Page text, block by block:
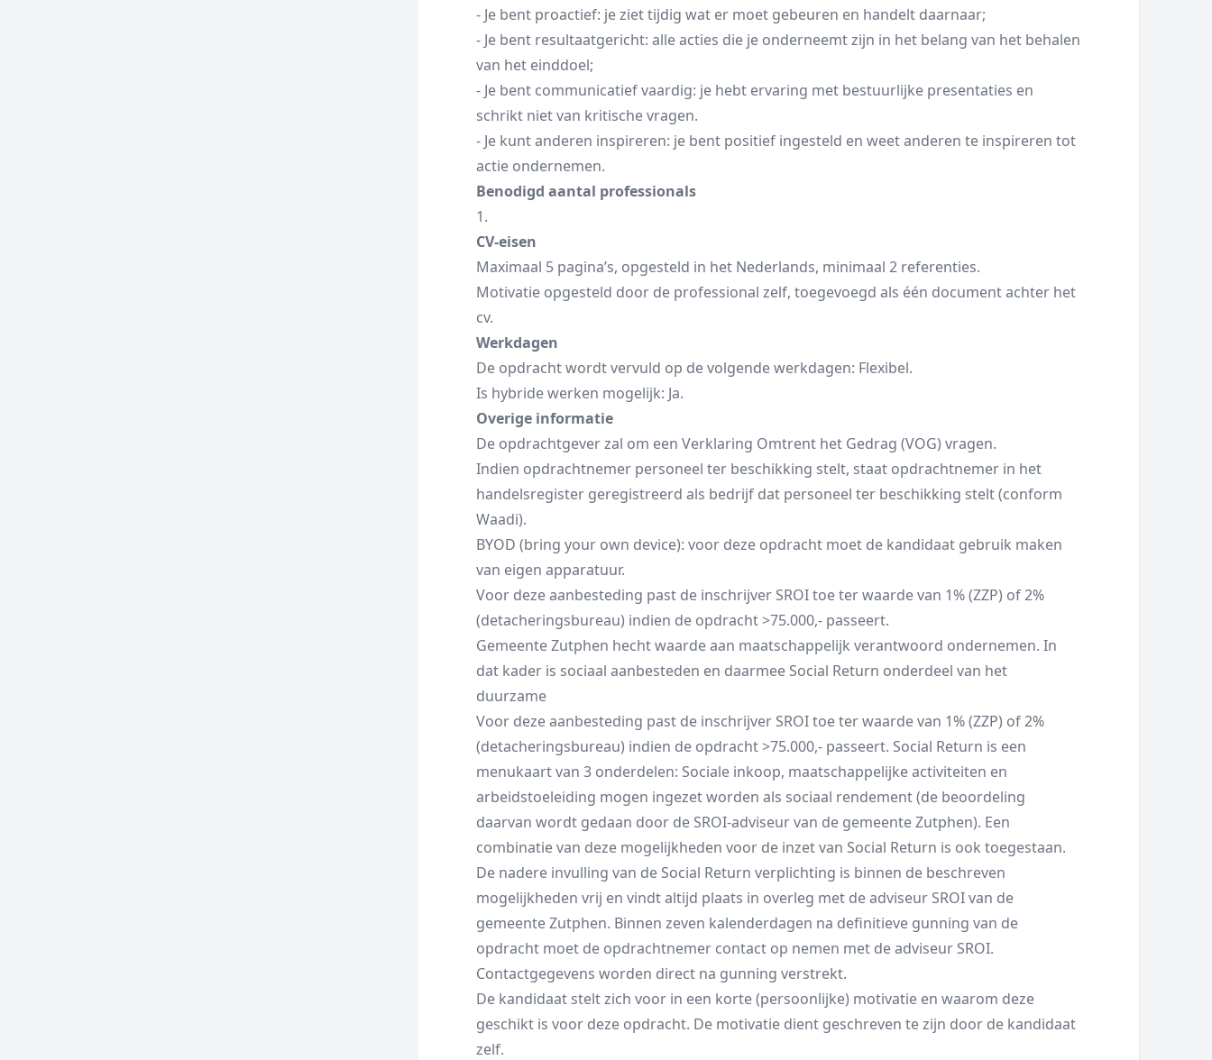
- Je bent proactief: je ziet tijdig wat er moet gebeuren en handelt daarnaar;
- Je bent resultaatgericht: alle acties die je onderneemt zijn in het belang van het behalen
van het einddoel;
- Je bent communicatief vaardig: je hebt ervaring met bestuurlijke presentaties en
schrikt niet van kritische vragen.
- Je kunt anderen inspireren: je bent positief ingesteld en weet anderen te inspireren tot
actie ondernemen.
Benodigd aantal professionals
1.
CV-eisen
Maximaal 5 pagina’s, opgesteld in het Nederlands, minimaal 2 referenties.
Motivatie opgesteld door de professional zelf, toegevoegd als één document achter het
cv.
Werkdagen
De opdracht wordt vervuld op de volgende werkdagen: Flexibel.
Is hybride werken mogelijk: Ja.
Overige informatie
De opdrachtgever zal om een Verklaring Omtrent het Gedrag (VOG) vragen.
Indien opdrachtnemer personeel ter beschikking stelt, staat opdrachtnemer in het
handelsregister geregistreerd als bedrijf dat personeel ter beschikking stelt (conform
Waadi).
BYOD (bring your own device): voor deze opdracht moet de kandidaat gebruik maken
van eigen apparatuur.
Voor deze aanbesteding past de inschrijver SROI toe ter waarde van 1% (ZZP) of 2%
(detacheringsbureau) indien de opdracht >75.000,- passeert.
Gemeente Zutphen hecht waarde aan maatschappelijk verantwoord ondernemen. In
dat kader is sociaal aanbesteden en daarmee Social Return onderdeel van het
duurzame
Voor deze aanbesteding past de inschrijver SROI toe ter waarde van 1% (ZZP) of 2%
(detacheringsbureau) indien de opdracht >75.000,- passeert. Social Return is een
menukaart van 3 onderdelen: Sociale inkoop, maatschappelijke activiteiten en
arbeidstoeleiding mogen ingezet worden als sociaal rendement (de beoordeling
daarvan wordt gedaan door de SROI-adviseur van de gemeente Zutphen). Een
combinatie van deze mogelijkheden voor de inzet van Social Return is ook toegestaan.
De nadere invulling van de Social Return verplichting is binnen de beschreven
mogelijkheden vrij en vindt altijd plaats in overleg met de adviseur SROI van de
gemeente Zutphen. Binnen zeven kalenderdagen na definitieve gunning van de
opdracht moet de opdrachtnemer contact op nemen met de adviseur SROI.
Contactgegevens worden direct na gunning verstrekt.
De kandidaat stelt zich voor in een korte (persoonlijke) motivatie en waarom deze
geschikt is voor deze opdracht. De motivatie dient geschreven te zijn door de kandidaat
zelf.